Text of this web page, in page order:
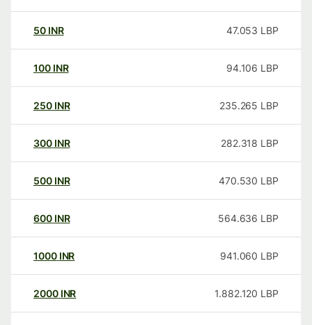
50 INR 47.053 LBP
100 INR 94.106 LBP
250 INR 235.265 LBP
300 INR 282.318 LBP
500 INR 470.530 LBP
600 INR 564.636 LBP
1000 INR 941.060 LBP
2000 INR 1.882.120 LBP